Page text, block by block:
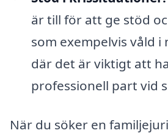
är till för att ge stöd
som exempelvis våld i
där det är viktigt att
professionell part vid
När du söker en